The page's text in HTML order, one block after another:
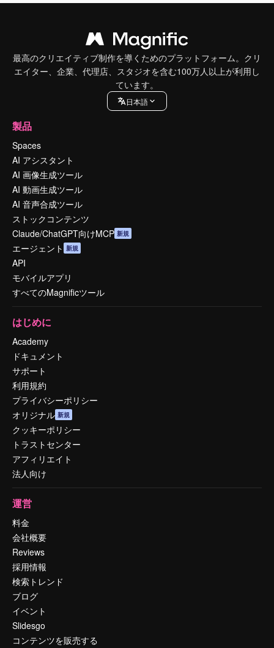
最高のクリエイティブ制作を導くためのプラットフォーム。クリ
エイター、企業、代理店、スタジオを含む100万人以上が利用し
ています。
日本語
製品
Spaces
AI アシスタント
AI 画像生成ツール
AI 動画生成ツール
AI 音声合成ツール
ストックコンテンツ
Claude/ChatGPT向けMCP 新規
エージェント 新規
API
モバイルアプリ
すべてのMagnificツール
はじめに
Academy
ドキュメント
サポート
利用規約
プライバシーポリシー
オリジナル 新規
クッキーポリシー
トラストセンター
アフィリエイト
法人向け
運営
料金
会社概要
Reviews
採用情報
検索トレンド
ブログ
イベント
Slidesgo
コンテンツを販売する